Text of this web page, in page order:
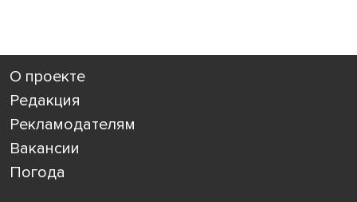
О проекте
Редакция
Рекламодателям
Вакансии
Погода